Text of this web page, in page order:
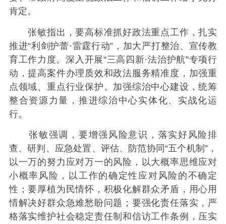
肯定。
张敏指出，要高标准抓好政法重点工作，扎实
推进“利剑护蕾·雷霆行动”，加大严打整治、宣传教
育工作力度。深入开展“三高四新·法治护航”专项行
动，提高案件办理质效和政法服务精准度，加强重
点领域、重点行业保护。加强综治中心建设，统筹
整合资源力量，推进综治中心实体化、实战化运
行。
张敏强调，要增强风险意识，落实好风险排
查、研判、应急处置、评估、防范协同“五个机制”，
以一万的努力应对万一的风险，以大概率思维应对
小概率风险，以工作的确定性应对风险的不确定
性；要厚植为民情怀，积极化解群众矛盾，用心用
情解决好群众急难愁盼问题；要强化责任落实，严
格落实维护社会稳定责任制和信访工作条例，压实